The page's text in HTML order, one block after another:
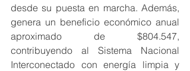
desde su puesta en marcha. Además,
genera un beneficio económico anual
aproximado de $804.547,
contribuyendo al Sistema Nacional
Interconectado con energía limpia y